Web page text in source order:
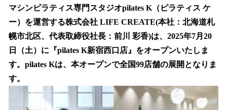
！
数
を
読
み
込
み
中
マシンピラティス専門スタジオpilates K（ピラティス ケ
ー）を運営する株式会社 LIFE CREATE(本社：北海道札
幌市北区、代表取締役社長：前川 彩香)は、2025年7月20
日（土）に『pilates K新宿西口店』をオープンいたしま
す。pilates Kは、本オープンで全国99店舗の展開となりま
す。